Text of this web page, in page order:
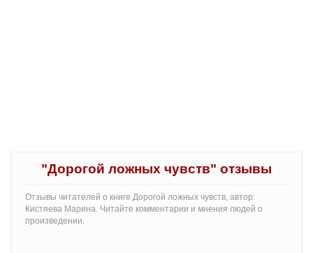
"Дорогой ложных чувств" отзывы
Отзывы читателей о книге Дорогой ложных чувств, автор:
Кистяева Марина. Читайте комментарии и мнения людей о
произведении.